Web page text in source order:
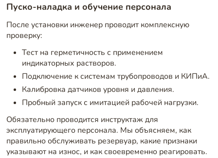
Пуско-наладка и обучение персонала
После установки инженер проводит комплексную
проверку:
Тест на герметичность с применением
индикаторных растворов.
Подключение к системам трубопроводов и КИПиА.
Калибровка датчиков уровня и давления.
Пробный запуск с имитацией рабочей нагрузки.
Обязательно проводится инструктаж для
эксплуатирующего персонала. Мы объясняем, как
правильно обслуживать резервуар, какие признаки
указывают на износ, и как своевременно реагировать.